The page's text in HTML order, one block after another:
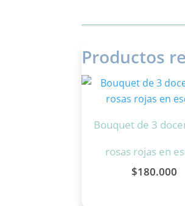
Productos
Bouquet de 3
rosas rojas en
$180.000